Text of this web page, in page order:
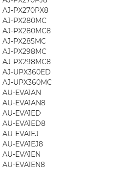
AJ-PX270PX8
AJ-PX280MC
AJ-PX280MC8
AJ-PX285MC
AJ-PX298MC
AJ-PX298MC8
AJ-UPX360ED
AJ-UPX360MC
AU-EVA1AN
AU-EVA1AN8
AU-EVA1ED
AU-EVA1ED8
AU-EVA1EJ
AU-EVA1EJ8
AU-EVA1EN
AU-EVA1EN8